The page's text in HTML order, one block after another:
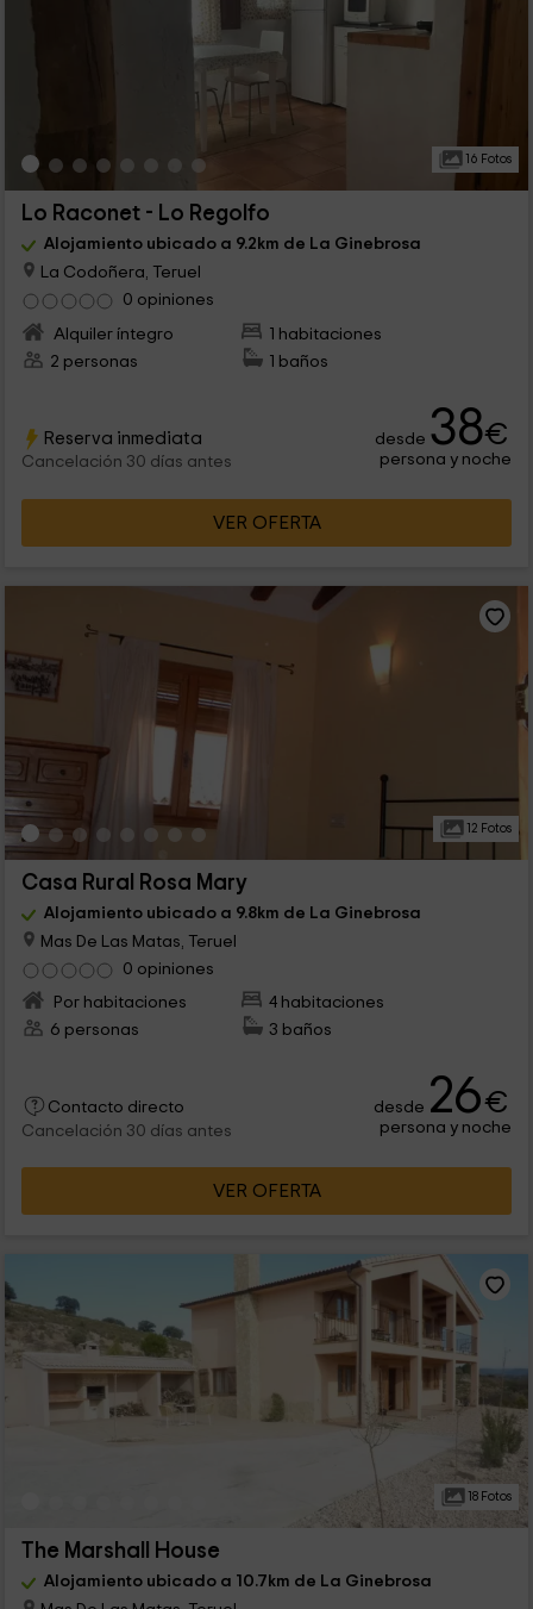
16 Fotos
Lo Raconet - Lo Regolfo
Alojamiento ubicado a 9.2km de La Ginebrosa
La Codoñera, Teruel
0 opiniones
Alquiler íntegro
1 habitaciones
2 personas
1 baños
Reserva inmediata
Cancelación 30 días antes
desde 38€
persona y noche
VER OFERTA
12 Fotos
Casa Rural Rosa Mary
Alojamiento ubicado a 9.8km de La Ginebrosa
Mas De Las Matas, Teruel
0 opiniones
Por habitaciones
4 habitaciones
6 personas
3 baños
Contacto directo
Cancelación 30 días antes
desde 26€
persona y noche
VER OFERTA
18 Fotos
The Marshall House
Alojamiento ubicado a 10.7km de La Ginebrosa